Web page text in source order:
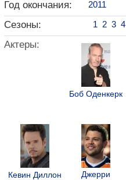
Год окончания: 2011
Сезоны: 1 2 3 4
Актеры:
Боб Оденкерк
Кевин Диллон
Джерри